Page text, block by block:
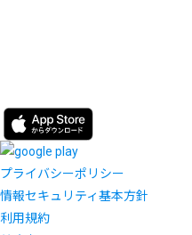
プライバシーポリシー
情報セキュリティ基本方針
利用規約